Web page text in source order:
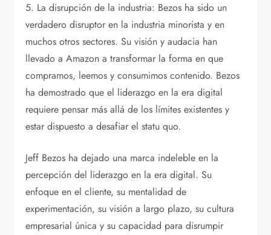
5. La disrupción de la industria: Bezos ha sido un
verdadero disruptor en la industria minorista y en
muchos otros sectores. Su visión y audacia han
llevado a Amazon a transformar la forma en que
compramos, leemos y consumimos contenido. Bezos
ha demostrado que el liderazgo en la era digital
requiere pensar más allá de los límites existentes y
estar dispuesto a desafiar el statu quo.
Jeff Bezos ha dejado una marca indeleble en la
percepción del liderazgo en la era digital. Su
enfoque en el cliente, su mentalidad de
experimentación, su visión a largo plazo, su cultura
empresarial única y su capacidad para disrumpir